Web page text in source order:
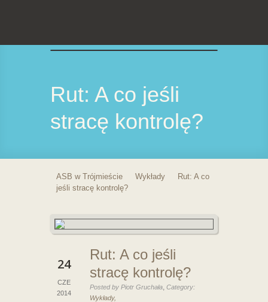
Rut: A co jeśli
stracę kontrolę?
ASB w Trójmieście Wykłady
Rut: A co
jeśli stracę kontrolę?
24
CZE
2014
Rut: A co jeśli
stracę kontrolę?
Posted by Piotr Gruchała, Category:
Wykłady,